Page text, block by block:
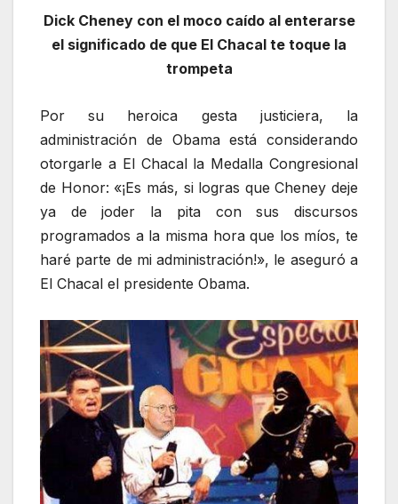
Dick Cheney con el moco caído al enterarse
el significado de que El Chacal te toque la
trompeta
Por su heroica gesta justiciera, la
administración de Obama está considerando
otorgarle a El Chacal la Medalla Congresional
de Honor: «¡Es más, si logras que Cheney deje
ya de joder la pita con sus discursos
programados a la misma hora que los míos, te
haré parte de mi administración!», le aseguró a
El Chacal el presidente Obama.